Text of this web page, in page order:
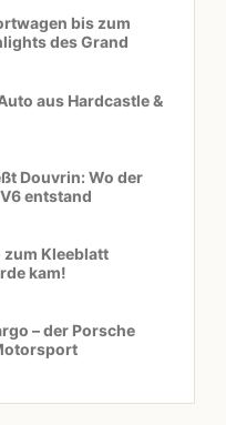
bis zum
des Grand
aus Hardcastle &
Douvrin: Wo der
entstand
zum Kleeblatt
kam!
– der Porsche